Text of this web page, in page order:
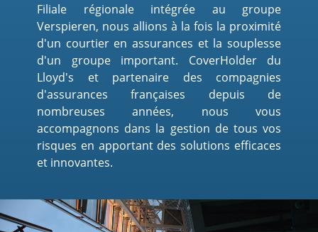
Filiale régionale intégrée au groupe
Verspieren, nous allions à la fois la proximité
d'un courtier en assurances et la souplesse
d'un groupe important. CoverHolder du
Lloyd's et partenaire des compagnies
d'assurances françaises depuis de
nombreuses années, nous vous
accompagnons dans la gestion de tous vos
risques en apportant des solutions efficaces
et innovantes.